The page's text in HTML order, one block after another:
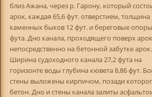
близ Ажана, через р. Гарону, который
арок, каждая 65,6 фут. отверстием, толщина
каменных быков 12 фут. и береговые
фута. Дно канала, проходящего поверх
непосредственно на бетонной забутке арок.
Ширина судоходного канала 27,2 фута на
горизонте воды глубина кювета 8,86 фут.
стены выложены кирпичом, позади
бетон. Дно и стены канала залиты